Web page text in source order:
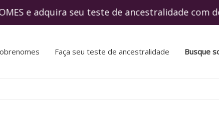
e adquira seu teste de
Faça seu teste de ancestralidade Busque